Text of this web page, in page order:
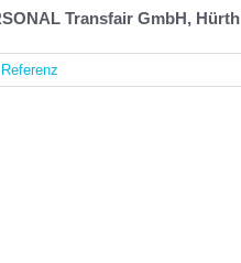
Transfair GmbH, Hürth
Referenz